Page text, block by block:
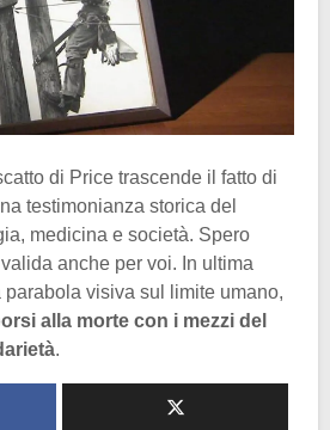
di Price trascende il fatto di
testimonianza storica del
medicina e società. Spero
valida anche per voi. In ultima
visiva sul limite umano,
alla morte con i mezzi del
.